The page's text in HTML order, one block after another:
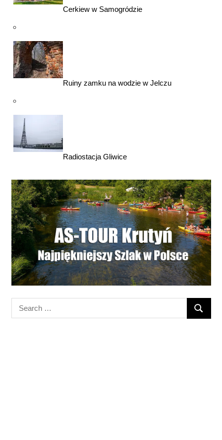
Cerkiew w Samogródzie
Ruiny zamku na wodzie w Jelczu
Radiostacja Gliwice
Search
for:
SEARCH